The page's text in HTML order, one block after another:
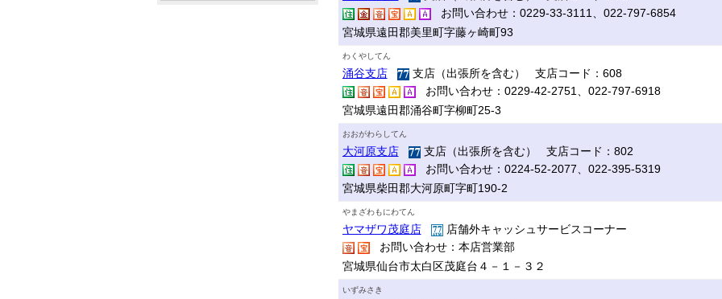
お問い合わせ：0229-33-3111、022-797-6854
宮城県遠田郡美里町字藤ヶ崎町93
わくやしてん
涌谷支店
支店（出張所を含む） 支店コード：608
お問い合わせ：0229-42-2751、022-797-6918
宮城県遠田郡涌谷町字柳町25-3
おおがわらしてん
大河原支店
支店（出張所を含む） 支店コード：802
お問い合わせ：0224-52-2077、022-395-5319
宮城県柴田郡大河原町字町190-2
やまざわもにわてん
ヤマザワ茂庭店
店舗外キャッシュサービスコーナー
お問い合わせ：本店営業部
宮城県仙台市太白区茂庭台４－１－３２
いずみさき